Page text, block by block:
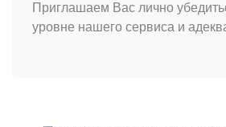
Приглашаем Вас лично
уровне нашего сервиса и